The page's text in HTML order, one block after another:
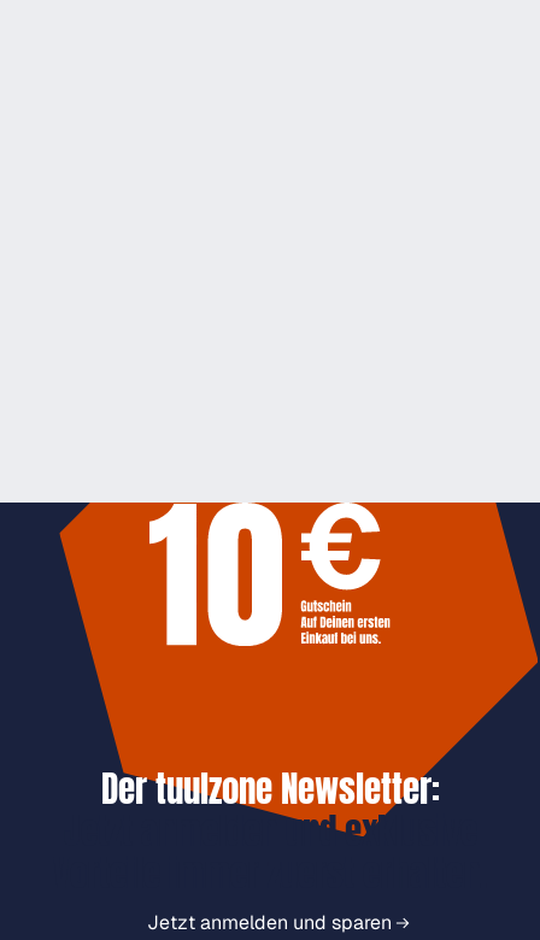
Der tuulzone Newsletter:
Jetzt anmelden und exklusive
Jetzt anmelden und sparen